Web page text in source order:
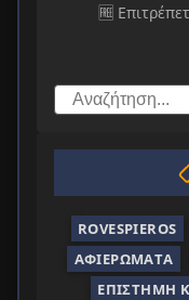
🆓
ROVESPIEROS
ΑΦΙΕΡΏΜΑΤΑ
ΕΠΙΣΤΉΜΗ